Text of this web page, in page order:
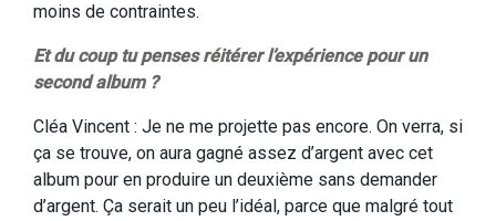
moins de contraintes.
Et du coup tu penses réitérer l’expérience pour un
second album ?
Cléa Vincent : Je ne me projette pas encore. On verra, si
ça se trouve, on aura gagné assez d’argent avec cet
album pour en produire un deuxième sans demander
d’argent. Ça serait un peu l’idéal, parce que malgré tout